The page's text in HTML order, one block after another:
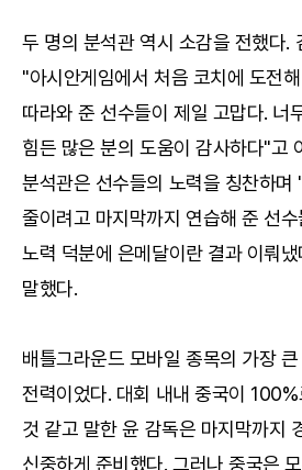
두 명의 분석관 역시 소감을 전했다.
"아시안게임에서 처음 코치에 도전
따라와 준 선수들이 제일 고맙다. 너
힘든 많은 분의 도움이 감사하다"고
분석관은 선수들의 노력을 칭찬하며
줄이려고 마지막까지 연습해 준 선
노력 덕분에 은메달이란 결과 이뤄
말했다.
배틀그라운드 모바일 종목의 가장
전력이었다. 대회 내내 중국이
것 같고 말한 윤 감독은 마지막까지
신중하게 준비했다. 그러나 중국은